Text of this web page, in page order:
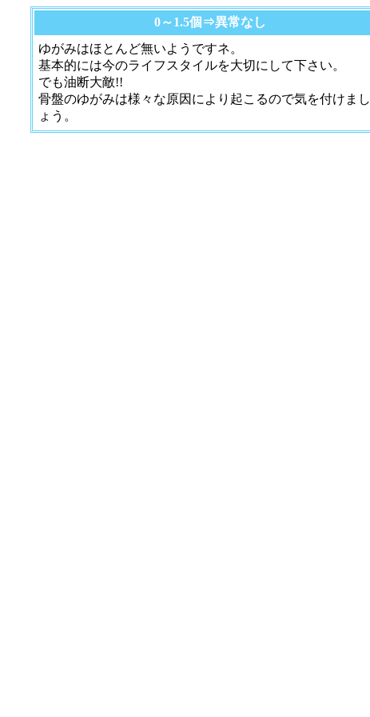
0～1.5個⇒異常なし
ゆがみはほとんど無いようですネ。
基本的には今のライフスタイルを大切にして下さい。
でも油断大敵!!
骨盤のゆがみは様々な原因により起こるので気を付けまし
ょう。